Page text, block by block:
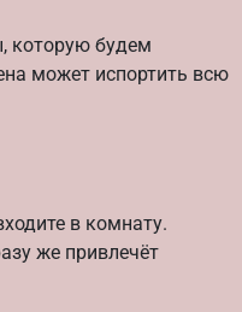
которую будем
может испортить всю
в комнату.
же привлечёт